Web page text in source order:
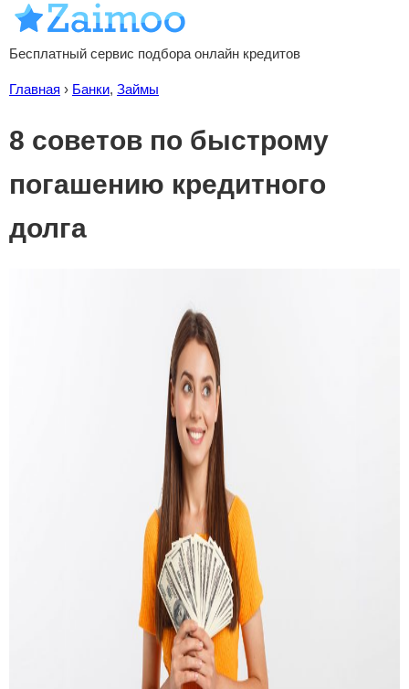
Бесплатный сервис подбора онлайн кредитов
Главная › Банки, Займы
8 советов по быстрому
погашению кредитного
долга